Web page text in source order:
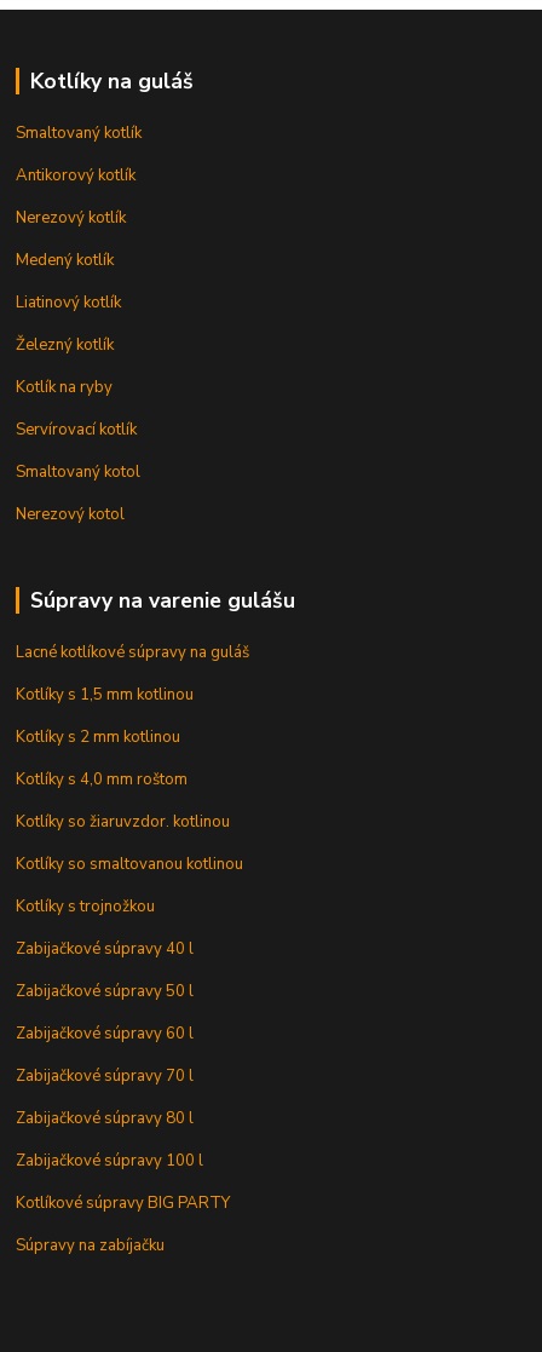
Kotlíky na guláš
Smaltovaný kotlík
Antikorový kotlík
Nerezový kotlík
Medený kotlík
Liatinový kotlík
Železný kotlík
Kotlík na ryby
Servírovací kotlík
Smaltovaný kotol
Nerezový kotol
Súpravy na varenie gulášu
Lacné kotlíkové súpravy na guláš
Kotlíky s 1,5 mm kotlinou
Kotlíky s 2 mm kotlinou
Kotlíky s 4,0 mm roštom
Kotlíky so žiaruvzdor. kotlinou
Kotlíky so smaltovanou kotlinou
Kotlíky s trojnožkou
Zabijačkové súpravy 40 l
Zabijačkové súpravy 50 l
Zabijačkové súpravy 60 l
Zabijačkové súpravy 70 l
Zabijačkové súpravy 80 l
Zabijačkové súpravy 100 l
Kotlíkové súpravy BIG PARTY
Súpravy na zabíjačku